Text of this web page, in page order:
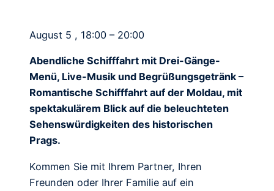
August 5 , 18:00 – 20:00
Abendliche Schifffahrt mit Drei-Gänge-
Menü, Live-Musik und Begrüßungsgetränk –
Romantische Schifffahrt auf der Moldau, mit
spektakulärem Blick auf die beleuchteten
Sehenswürdigkeiten des historischen
Prags.
Kommen Sie mit Ihrem Partner, Ihren
Freunden oder Ihrer Familie auf ein